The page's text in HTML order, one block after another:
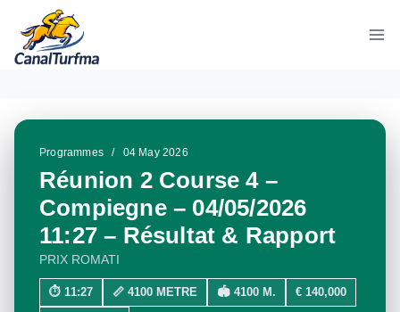
contenu
Programmes / 04 May 2026
Réunion 2 Course 4 –
Compiegne – 04/05/2026
11:27 – Résultat & Rapport
PRIX ROMATI
⏱ 11:27 📏 4100 METRE 🏟 4100 M. € 140,000